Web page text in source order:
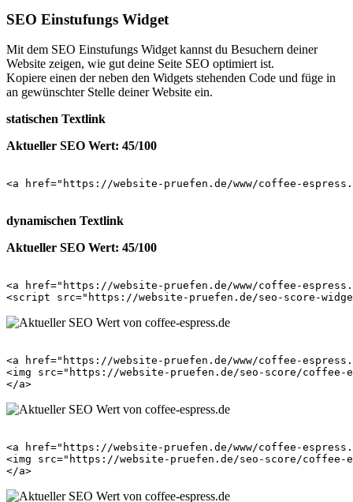
SEO Einstufungs Widget
Mit dem SEO Einstufungs Widget kannst du Besuchern deiner
Website zeigen, wie gut deine Seite SEO optimiert ist.
Kopiere einen der neben den Widgets stehenden Code und füge in
an gewünschter Stelle deiner Website ein.
statischen Textlink
Aktueller SEO Wert: 45/100
<a href="https://website-pruefen.de/www/coffee-
dynamischen Textlink
Aktueller SEO Wert: 45/100
<a href="https://website-pruefen.de/www/coffee-
<a href="https://website-pruefen.de/www/coffee-
<img src="https://website-pruefen.de/seo-score/coffee-
<a href="https://website-pruefen.de/www/coffee-
<img src="https://website-pruefen.de/seo-score/coffee-